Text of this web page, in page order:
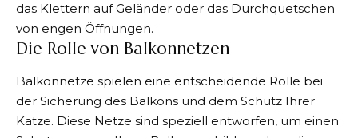
das Klettern auf Geländer oder das Durchquetschen
von engen Öffnungen.
Die Rolle von Balkonnetzen
Balkonnetze spielen eine entscheidende Rolle bei
der Sicherung des Balkons und dem Schutz Ihrer
Katze. Diese Netze sind speziell entworfen, um einen